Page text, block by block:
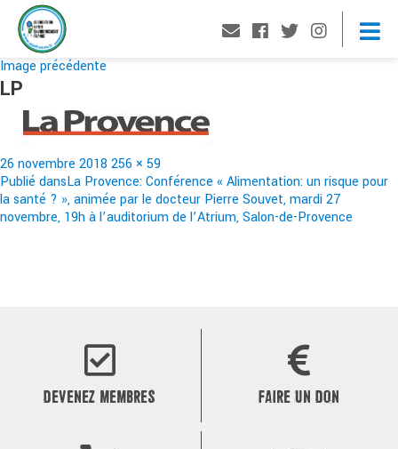
Image précédente
LP
Publié
le
26 novembre 2018 Taille
réelle
256 × 59
Navigation
de
Publié dansLa Provence: Conférence « Alimentation: un risque pour
la santé ? », animée par le docteur Pierre Souvet, mardi 27
novembre, 19h à l’auditorium de l’Atrium, Salon-de-Provence
DEVENEZ MEMBRES FAIRE UN DON